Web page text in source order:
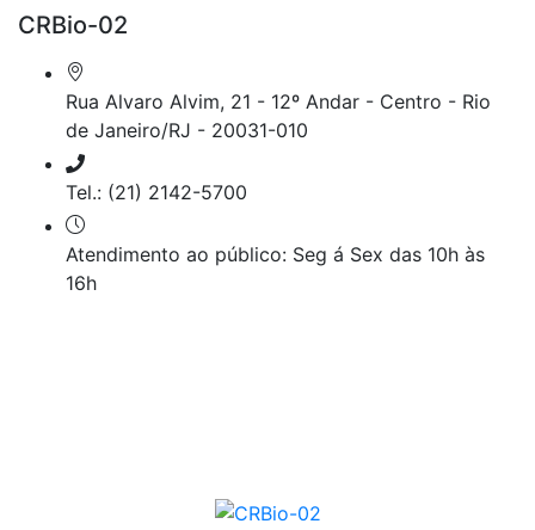
CRBio-02
Rua Alvaro Alvim, 21 - 12º Andar - Centro - Rio
de Janeiro/RJ - 20031-010
Tel.: (21) 2142-5700
Atendimento ao público: Seg á Sex das 10h às
16h